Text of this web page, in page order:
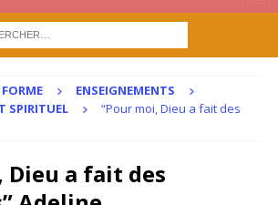
FORME
ENSEIGNEMENTS
SPIRITUEL
“Pour moi, Dieu a fait des
Dieu a fait des